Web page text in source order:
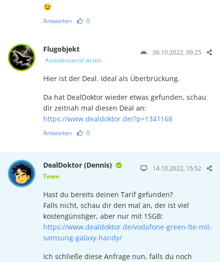
😉
Antworten 0
Flugobjekt
Assistenzarzt/-ärztin
06.10.2022, 09:25
Hier ist der Deal. Ideal als Überbrückung.
Da hat DealDoktor wieder etwas gefunden, schau
dir zeitnah mal diesen Deal an:
https://www.dealdoktor.de/?p=1341168
Antworten 0
DealDoktor (Dennis)
Team
14.10.2022, 15:52
Hast du bereits deinen Tarif gefunden?
Falls nicht, schau dir den mal an, der ist viel
kostengünstiger, aber nur mit 15GB:
https://www.dealdoktor.de/vodafone-green-lte-mit-
samsung-galaxy-handy/
Ich schließe diese Anfrage nun, falls du noch